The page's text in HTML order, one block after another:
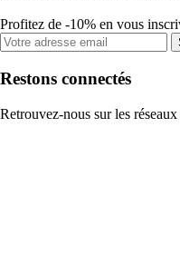
Profitez de -10% en vous
Restons connectés
Retrouvez-nous sur les